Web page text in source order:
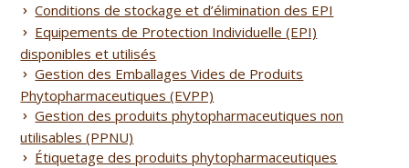
Conditions de stockage et d’élimination des EPI
Equipements de Protection Individuelle (EPI)
disponibles et utilisés
Gestion des Emballages Vides de Produits
Phytopharmaceutiques (EVPP)
Gestion des produits phytopharmaceutiques non
utilisables (PPNU)
Étiquetage des produits phytopharmaceutiques